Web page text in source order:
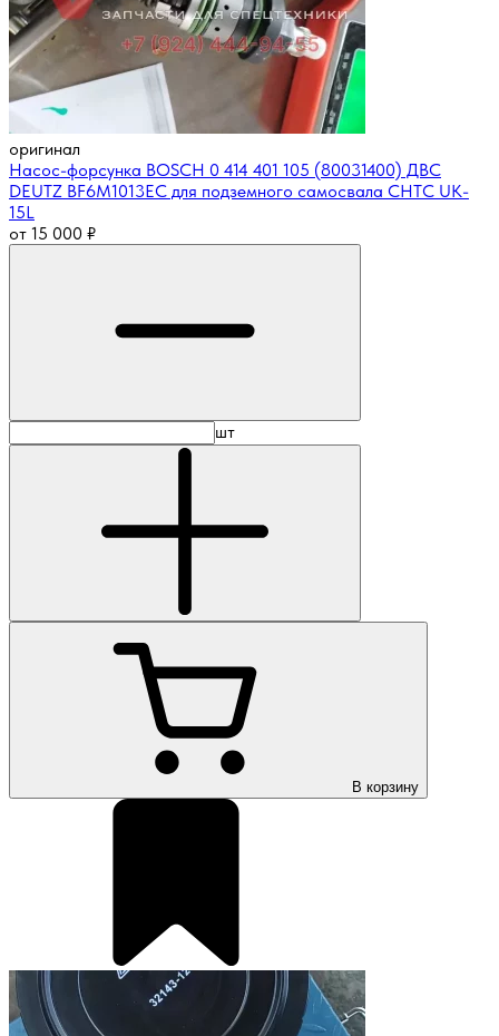
оригинал
Насос-форсунка BOSCH 0 414 401 105 (80031400) ДВС
DEUTZ BF6M1013EC для подземного самосвала CHTC UK-
15L
от 15 000 ₽
шт
В корзину